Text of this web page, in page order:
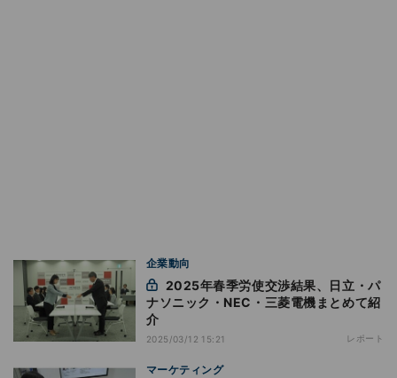
企業動向
ナソニック・NEC・三菱電機まとめて紹
介
2025/03/12 15:21 レポート
マーケティング